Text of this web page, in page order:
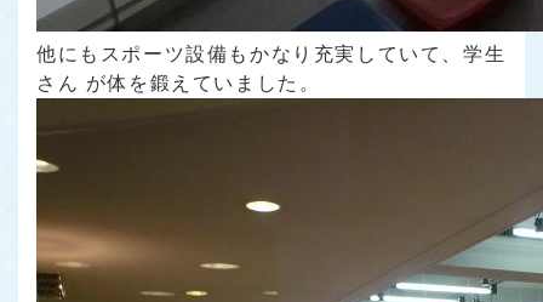
他にもスポーツ設備もかなり充実していて、学生
さん が体を鍛えていました。